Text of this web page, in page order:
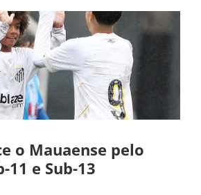
o Mauaense pelo
11 e Sub-13